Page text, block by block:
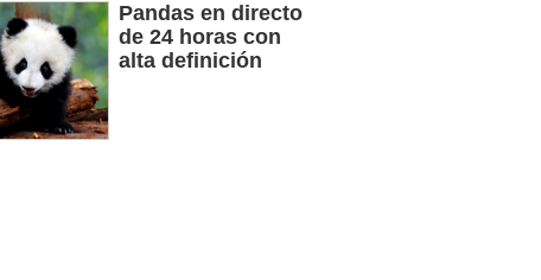
Pandas en directo
de 24 horas con
alta definición